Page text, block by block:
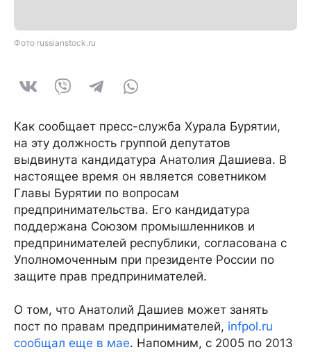
Фото russianstock.ru
Как сообщает пресс-служба Хурала Бурятии,
на эту должность группой депутатов
выдвинута кандидатура Анатолия Дашиева. В
настоящее время он является советником
Главы Бурятии по вопросам
предпринимательства. Его кандидатура
поддержана Союзом промышленников и
предпринимателей республики, согласована с
Уполномоченным при президенте России по
защите прав предпринимателей.
О том, что Анатолий Дашиев может занять
пост по правам предпринимателей, infpol.ru
сообщал еще в мае. Напомним, с 2005 по 2013